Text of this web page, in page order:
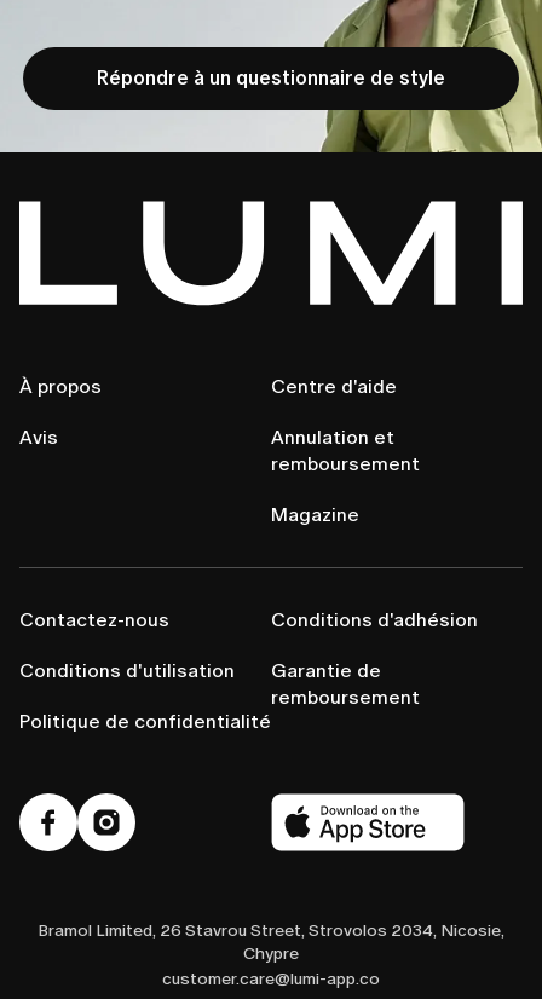
Répondre à un questionnaire de style
À propos
Avis
Centre d'aide
Annulation et
remboursement
Magazine
Contactez-nous
Conditions d'utilisation
Politique de confidentialité
Conditions d'adhésion
Garantie de
remboursement
Bramol Limited, 26 Stavrou Street, Strovolos 2034, Nicosie,
Chypre
customer.care@lumi-app.co